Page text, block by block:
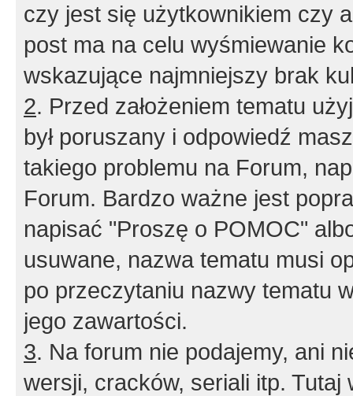
czy jest się użytkownikiem czy
post ma na celu wyśmiewanie
wskazujące najmniejszy brak
2. Przed założeniem tematu
był poruszany i odpowiedź
takiego problemu na Forum,
Forum. Bardzo ważne jest
napisać "Proszę o POMOC"
usuwane, nazwa tematu musi
po przeczytaniu nazwy tematu
jego zawartości.
3. Na forum nie podajemy, ani
wersji, cracków, seriali itp. Tutaj